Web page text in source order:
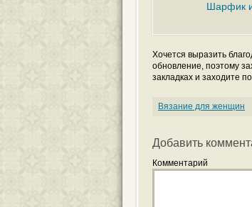
Шарфик
Хочется выразить
обновление, поэтому
закладках и заходите
Вязание для женщин
Добавить
Комментарий